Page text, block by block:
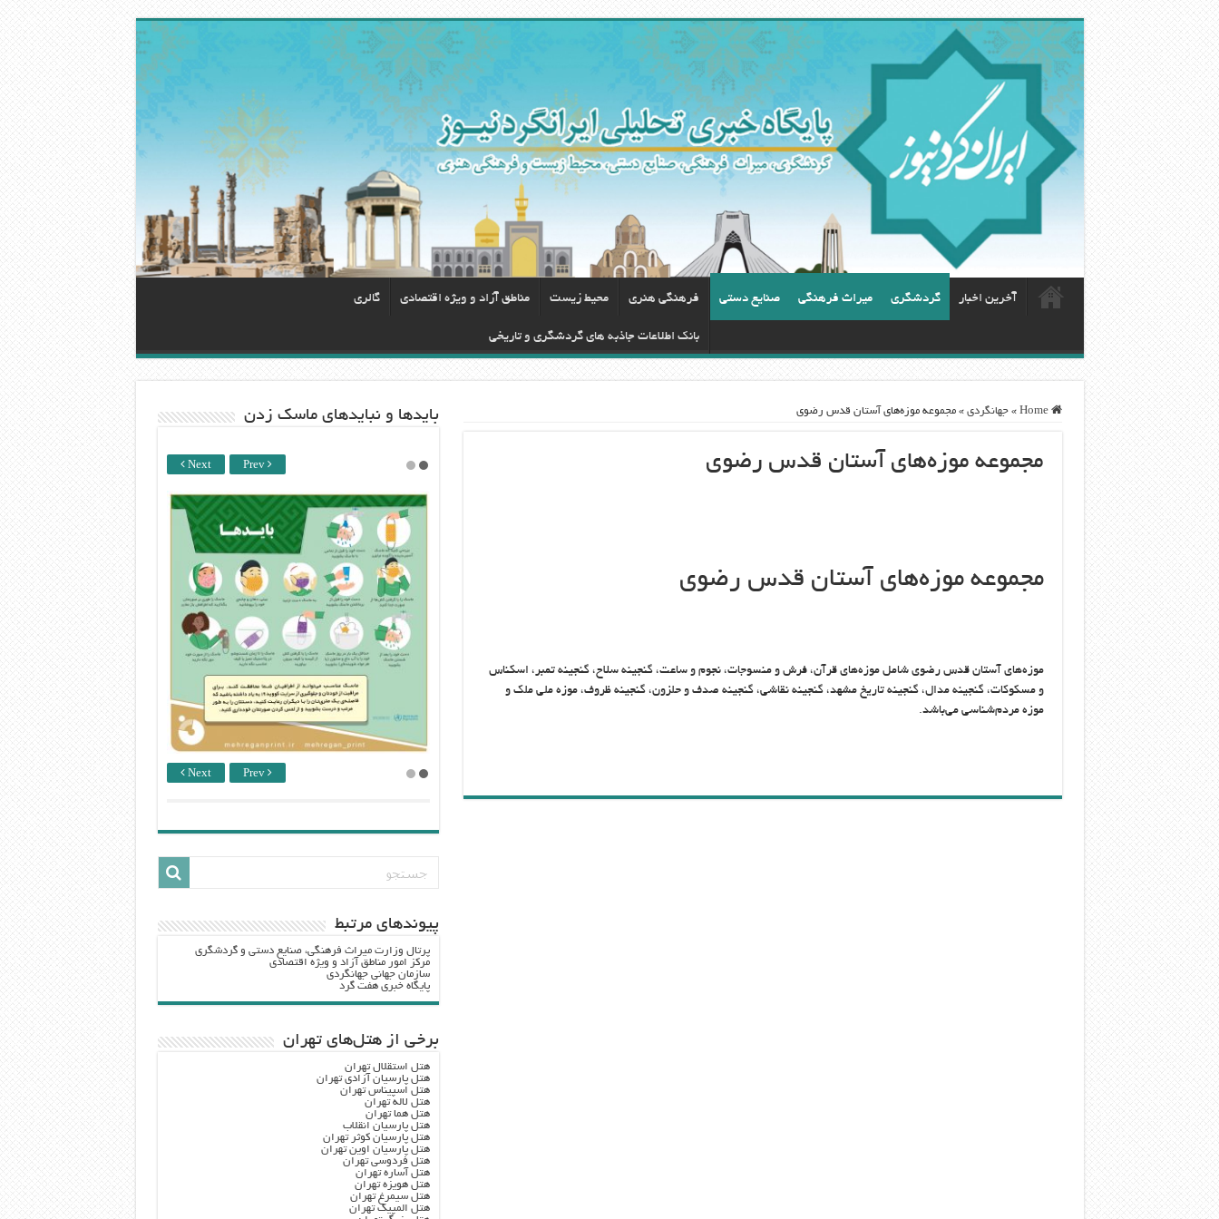
آخرین اخبار گردشگری ميراث فرهنگی صنایع دستی فرهنگی هنری محيط زيست مناطق آزاد و ویژه اقتصادی گالری
بانک اطلاعات جاذبه های گردشگری و تاریخی
Home
» جهانگردی » مجموعه موزه‌های آستان قدس رضوی
مجموعه موزه‌های آستان قدس رضوی
مجموعه موزه‌های آستان قدس رضوی
موزه‌های آستان قدس رضوی شامل موزه‌های قرآن، فرش و منسوجات، نجوم و ساعت، گنجینه سلاح، گنجینه تمبر، اسکناس
و مسکوکات، گنجینه مدال، گنجینه تاریخ مشهد، گنجینه نقاشی، گنجینه صدف و حلزون، گنجینه ظروف، موزه ملی ملک و
موزه مردم‌شناسی می‌باشد.
باید‌ها و نبایدهای ماسک زدن
Next Prev
Next Prev
پيوندهاي مرتبط
پرتال وزارت ميراث فرهنگي، صنایع دستی و گردشگري
مرکز امور مناطق آزاد و ویژه اقتصادی
سازمان جهانی جهانگردی
پایگاه خبری هفت گرد
برخی از هتل‌های تهران
هتل استقلال تهران
هتل پارسیان آزادی تهران
هتل اسپیناس تهران
هتل لاله تهران
هتل هما تهران
هتل پارسیان انقلاب
هتل پارسیان کوثر تهران
هتل پارسیان اوین تهران
هتل فردوسی تهران
هتل آساره تهران
هتل هویزه تهران
هتل سیمرغ تهران
هتل المپیک تهران